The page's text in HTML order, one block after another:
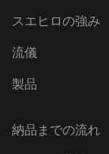
スエヒロの強み
流儀
製品
納品までの流れ